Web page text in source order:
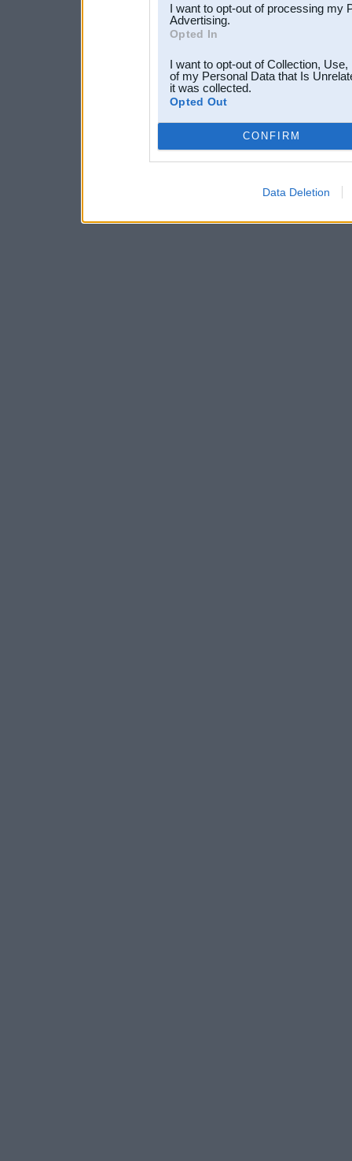
I want to opt-out of processing my
Advertising.
Opted In
I want to opt-out of Collection,
of my Personal Data that Is
it was collected.
Opted Out
CONFIRM
Data Deletion